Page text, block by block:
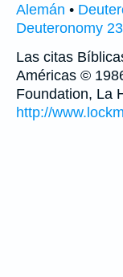
Alemán •
Deuteronomy
Las citas
Américas ©
Foundation, La
http://